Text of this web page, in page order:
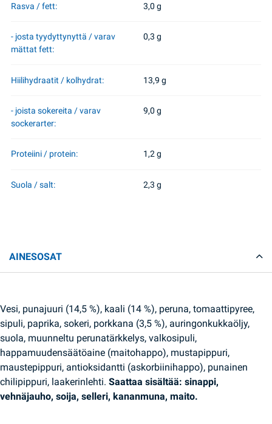
Rasva / fett: 3,0 g
- josta tyydyttynyttä / varav
mättat fett:
0,3 g
Hiilihydraatit / kolhydrat: 13,9 g
- joista sokereita / varav
sockerarter:
9,0 g
Proteiini / protein: 1,2 g
Suola / salt: 2,3 g
AINESOSAT
Vesi, punajuuri (14,5 %), kaali (14 %), peruna, tomaattipyree,
sipuli, paprika, sokeri, porkkana (3,5 %), auringonkukkaöljy,
suola, muunneltu perunatärkkelys, valkosipuli,
happamuudensäätöaine (maitohappo), mustapippuri,
maustepippuri, antioksidantti (askorbiinihappo), punainen
chilipippuri, laakerinlehti. Saattaa sisältää: sinappi,
vehnäjauho, soija, selleri, kananmuna, maito.